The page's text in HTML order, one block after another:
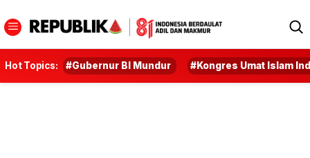
Hot Topics: #Gubernur BI Mundur #Kongres Umat Islam